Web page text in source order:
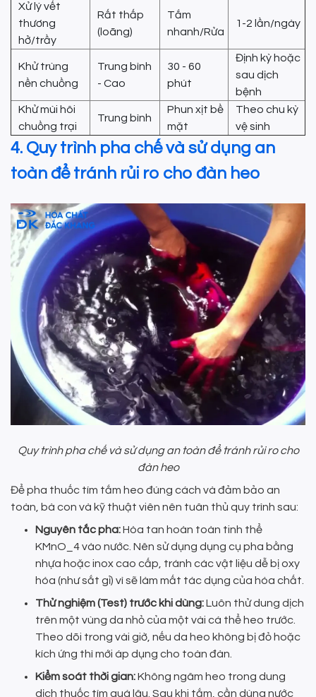
Xử lý vết
thương
hở/trầy
Rất thấp
(loãng)
Tắm
nhanh/Rửa
1-2 lần/ngày
Khử trùng
nền chuồng
Trung bình
- Cao
30 - 60
phút
Định kỳ hoặc
sau dịch
bệnh
Khử mùi hôi
chuồng trại
Trung bình
Phun xịt bề
mặt
Theo chu kỳ
vệ sinh
4. Quy trình pha chế và sử dụng an
toàn để tránh rủi ro cho đàn heo
Quy trình pha chế và sử dụng an toàn để tránh rủi ro cho
đàn heo
Để pha thuốc tím tắm heo đúng cách và đảm bảo an
toàn, bà con và kỹ thuật viên nên tuân thủ quy trình sau:
Nguyên tắc pha:Hòa tan hoàn toàn tinh thể
KMnO_4 vào nước. Nên sử dụng dụng cụ pha bằng
nhựa hoặc inox cao cấp, tránh các vật liệu dễ bị oxy
hóa (như sắt gỉ) vì sẽ làm mất tác dụng của hóa chất.
Thử nghiệm (Test) trước khi dùng:Luôn thử dung dịch
trên một vùng da nhỏ của một vài cá thể heo trước.
Theo dõi trong vài giờ, nếu da heo không bị đỏ hoặc
kích ứng thì mới áp dụng cho toàn đàn.
Kiểm soát thời gian:Không ngâm heo trong dung
dịch thuốc tím quá lâu. Sau khi tắm, cần dùng nước